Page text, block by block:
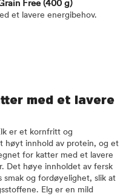
Free (400 g)
et lavere energibehov.
med et lavere
er et kornfritt og
høyt innhold av protein, og et
for katter med et lavere
Det høye innholdet av fersk
og fordøyelighet, slik at
Elg er en mild